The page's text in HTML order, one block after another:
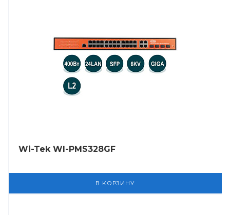
Wi-Tek WI-PMS328GF
В КОРЗИНУ